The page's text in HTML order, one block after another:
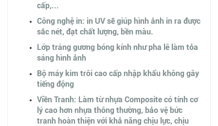
cấp,...
Công nghệ in: in UV sẽ giúp hình ảnh in ra được
sắc nét, đạt chất lượng, bền màu.
Lớp tráng gương bóng kính như pha lê làm tỏa
sáng hình ảnh
Bộ máy kim trôi cao cấp nhập khẩu không gây
tiếng động
Viền Tranh: Làm từ nhựa Composite có tính cơ
lý cao hơn nhựa thông thường, bảo vệ bức
tranh hoàn thiện với khả năng chịu lực, chịu